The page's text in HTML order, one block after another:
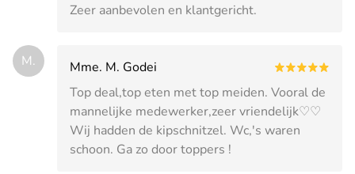
Zeer aanbevolen en klantgericht.
M.
Mme. M. Godei
Top deal,top eten met top meiden. Vooral de
mannelijke medewerker,zeer vriendelijk♡♡
Wij hadden de kipschnitzel. Wc,'s waren
schoon. Ga zo door toppers !